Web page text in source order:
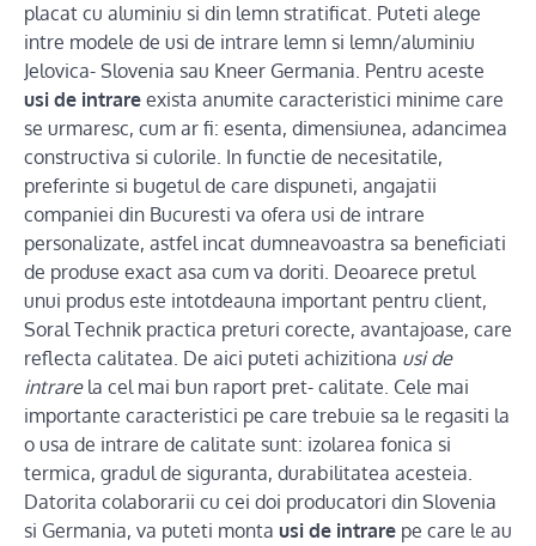
placat cu aluminiu si din lemn stratificat. Puteti alege
intre modele de usi de intrare lemn si lemn/aluminiu
Jelovica- Slovenia sau Kneer Germania. Pentru aceste
usi de intrare exista anumite caracteristici minime care
se urmaresc, cum ar fi: esenta, dimensiunea, adancimea
constructiva si culorile. In functie de necesitatile,
preferinte si bugetul de care dispuneti, angajatii
companiei din Bucuresti va ofera usi de intrare
personalizate, astfel incat dumneavoastra sa beneficiati
de produse exact asa cum va doriti. Deoarece pretul
unui produs este intotdeauna important pentru client,
Soral Technik practica preturi corecte, avantajoase, care
reflecta calitatea. De aici puteti achizitiona usi de
intrarela cel mai bun raport pret- calitate. Cele mai
importante caracteristici pe care trebuie sa le regasiti la
o usa de intrare de calitate sunt: izolarea fonica si
termica, gradul de siguranta, durabilitatea acesteia.
Datorita colaborarii cu cei doi producatori din Slovenia
si Germania, va puteti monta usi de intrare pe care le au